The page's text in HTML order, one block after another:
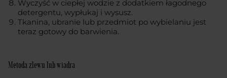
Wyczyść w ciepłej wodzie z dodatkiem łagodnego
detergentu, wypłukaj i wysusz.
Tkanina, ubranie lub przedmiot po wybielaniu jest
teraz gotowy do barwienia.
Metoda zlewu lub wiadra